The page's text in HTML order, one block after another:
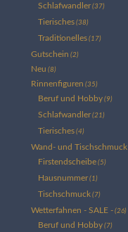
Schlafwandler (37)
Tierisches (38)
Traditionelles (17)
Gutschein (2)
Neu (8)
Rinnenfiguren (35)
Beruf und Hobby (9)
Schlafwandler (21)
Tierisches (4)
Wand- und Tischschmuck
Firstendscheibe (5)
Hausnummer (1)
Tischschmuck (7)
Wetterfahnen - SALE - (26)
Beruf und Hobby (7)